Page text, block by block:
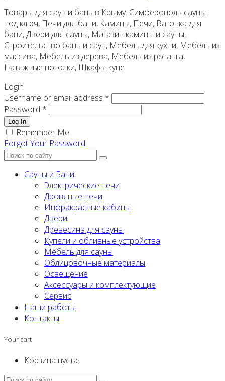
Товары для саун и бань в Крыму. Симферополь сауны
под ключ, Печи для бани, Камины, Печи, Вагонка для
бани, Двери для сауны, Магазин камины и сауны,
Строительство бань и саун, Мебель для кухни, Мебель из
массива, Мебель из дерева, Мебель из ротанга,
Натяжные потолки, Шкафы-купе
Login
Username or email address *
Password *
Log In
Remember Me
Forgot Your Password
Сауны и Бани
Электрические печи
Дровяные печи
Инфракрасные кабины
Двери
Древесина для сауны
Купели и обливные устройства
Мебель для сауны
Облицовочные материалы
Освещение
Аксессуары и комплектующие
Сервис
Наши работы
Контакты
Your cart
Корзина пуста.